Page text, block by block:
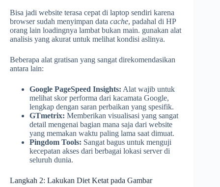
Bisa jadi website terasa cepat di laptop sendiri karena
browser sudah menyimpan data cache, padahal di HP
orang lain loadingnya lambat bukan main. gunakan alat
analisis yang akurat untuk melihat kondisi aslinya.
Beberapa alat gratisan yang sangat direkomendasikan
antara lain:
Google PageSpeed Insights: Alat wajib untuk
melihat skor performa dari kacamata Google,
lengkap dengan saran perbaikan yang spesifik.
GTmetrix: Memberikan visualisasi yang sangat
detail mengenai bagian mana saja dari website
yang memakan waktu paling lama saat dimuat.
Pingdom Tools: Sangat bagus untuk menguji
kecepatan akses dari berbagai lokasi server di
seluruh dunia.
Langkah 2: Lakukan Diet Ketat pada Gambar